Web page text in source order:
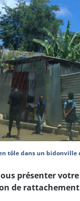
tôle dans un bidonville
présenter
de rattachement